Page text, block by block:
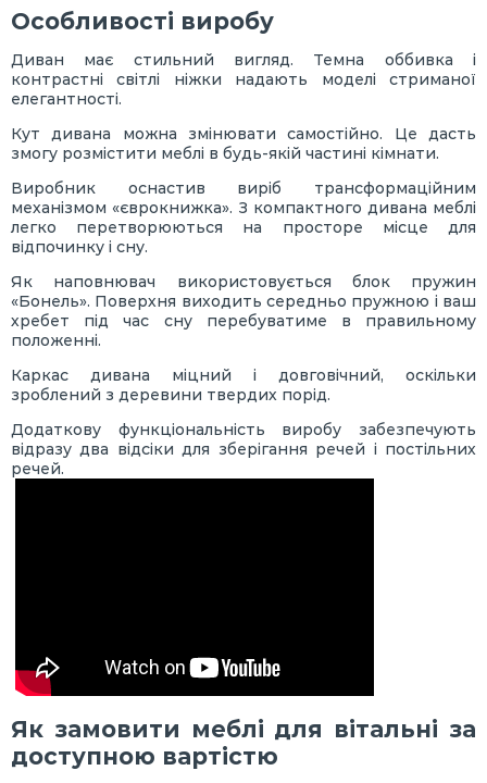
Особливості виробу
Диван має стильний вигляд. Темна оббивка і
контрастні світлі ніжки надають моделі стриманої
елегантності.
Кут дивана можна змінювати самостійно. Це дасть
змогу розмістити меблі в будь-якій частині кімнати.
Виробник оснастив виріб трансформаційним
механізмом «єврокнижка». З компактного дивана меблі
легко перетворюються на просторе місце для
відпочинку і сну.
Як наповнювач використовується блок пружин
«Бонель». Поверхня виходить середньо пружною і ваш
хребет під час сну перебуватиме в правильному
положенні.
Каркас дивана міцний і довговічний, оскільки
зроблений з деревини твердих порід.
Додаткову функціональність виробу забезпечують
відразу два відсіки для зберігання речей і постільних
речей.
Як замовити меблі для вітальні за
доступною вартістю